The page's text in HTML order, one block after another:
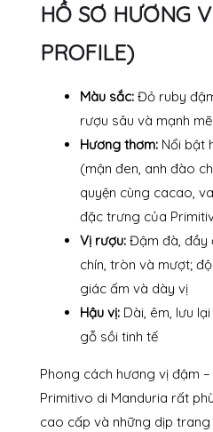
HỒ SƠ HƯƠNG
PROFILE)
Màu sắc: Đỏ ruby
rượu sâu và mạnh mẽ
Hương thơm: Nổi bật
(mận đen, anh đào
quyện cùng cacao,
đặc trưng của
Vị rượu: Đậm đà, đầy
chín, tròn và mượt;
giác ấm và dày vị
Hậu vị: Dài, êm, lưu
gỗ sồi tinh tế
Phong cách hương vị đậm
Primitivo di Manduria rất
cao cấp và những dịp